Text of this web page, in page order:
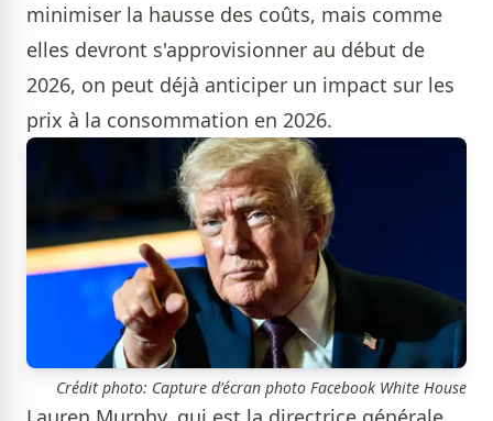
minimiser la hausse des coûts, mais comme
elles devront s'approvisionner au début de
2026, on peut déjà anticiper un impact sur les
prix à la consommation en 2026.
Crédit photo: Capture d'écran photo Facebook White House